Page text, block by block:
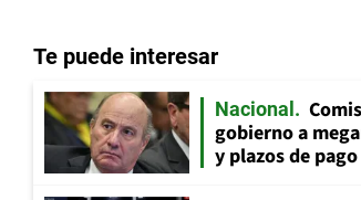
Te puede interesar
Nacional
gobierno a
y plazos de